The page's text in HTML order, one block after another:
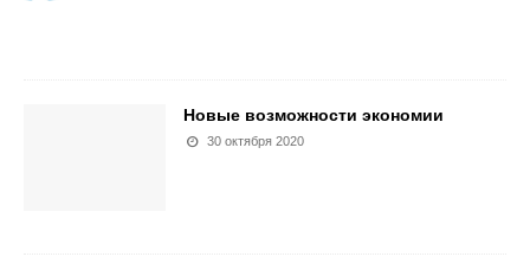
Новые возможности экономии
30 октября 2020